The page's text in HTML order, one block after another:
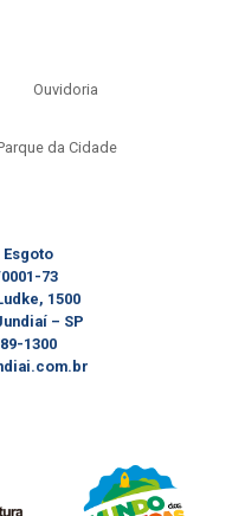
Ouvidoria
da Cidade
Esgoto
73
1500
– SP
1300